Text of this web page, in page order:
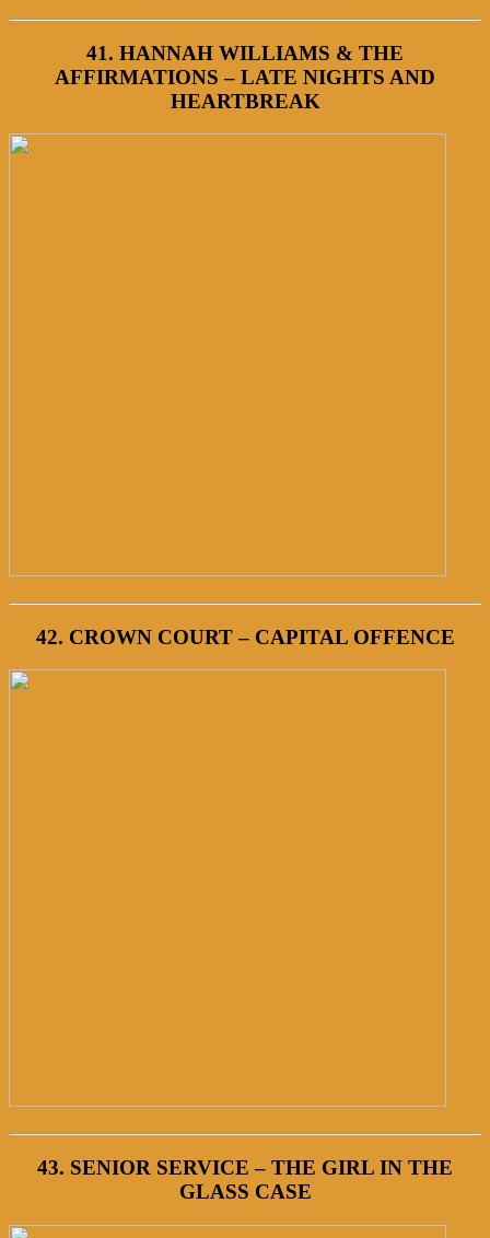
41. HANNAH WILLIAMS & THE
AFFIRMATIONS – LATE NIGHTS AND
HEARTBREAK
42. CROWN COURT – CAPITAL OFFENCE
43. SENIOR SERVICE – THE GIRL IN THE
GLASS CASE